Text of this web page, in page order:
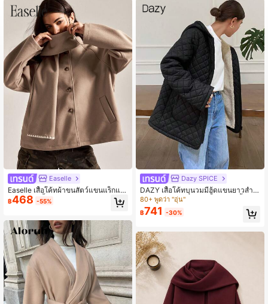
4.91
1.9M ผู้ติดตาม
4.91 1.9M ผู้ติดตาม
Easelle
Easelle เสื้อโค้ทผ้าขนสัตว์แขนแร็กแล
นพร้อมปกเสื้อสีข้าวโอ๊ตสำหรับฤดูหนา
ว
฿468 -55%
Dazy SPICE
DAZY เสื้อโค้ทบุนวมมีฮู้ดแขนยาวสำห
รับผู้หญิง สไตล์ลำลอง ฤดูหนาว เสื้อผ้าผู้
หญิงฤดูหนาว เสื้อโค้ทผู้หญิงฤดูหนาว เ
สื้อแจ็คเก็ตบุซับในกันหนาวสำหรับโรงเ
80+ พูดว่า "อุ่น"
฿741 -30%